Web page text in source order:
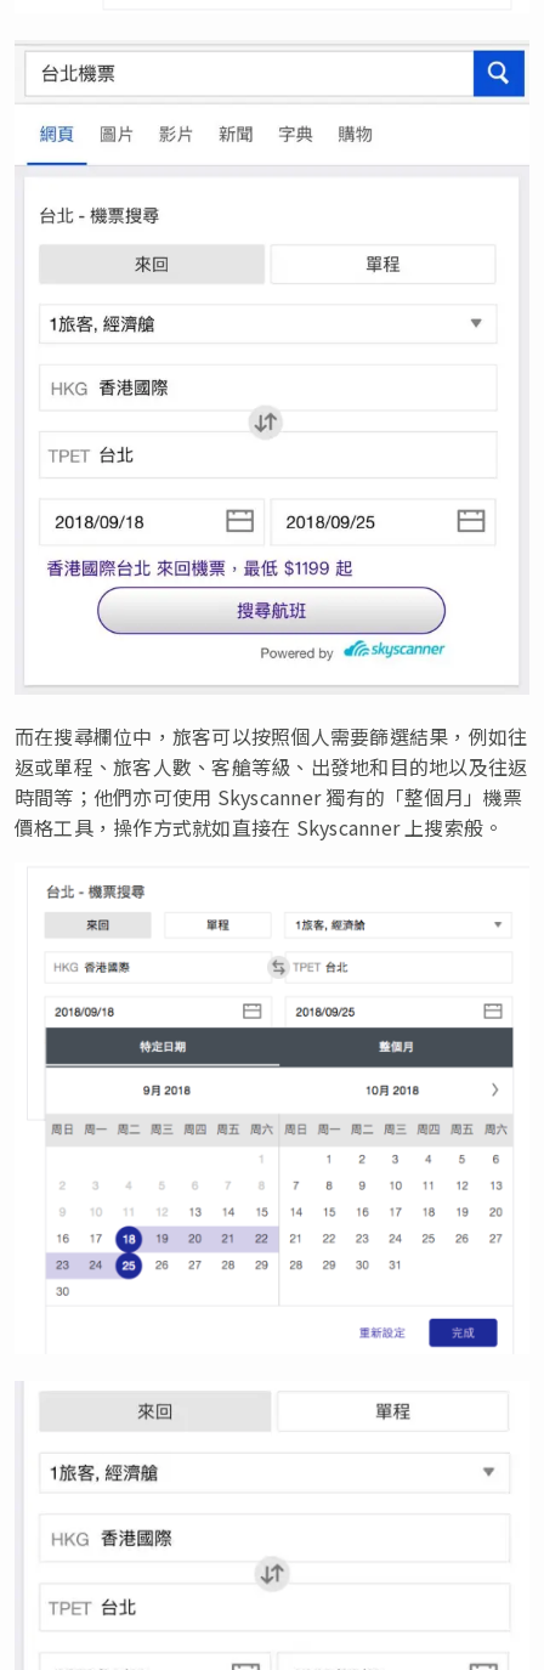
而在搜尋欄位中，旅客可以按照個人需要篩選結果，例如往
返或單程、旅客人數、客艙等級、出發地和目的地以及往返
時間等；他們亦可使用 Skyscanner 獨有的「整個月」機票
價格工具，操作方式就如直接在 Skyscanner 上搜索般。